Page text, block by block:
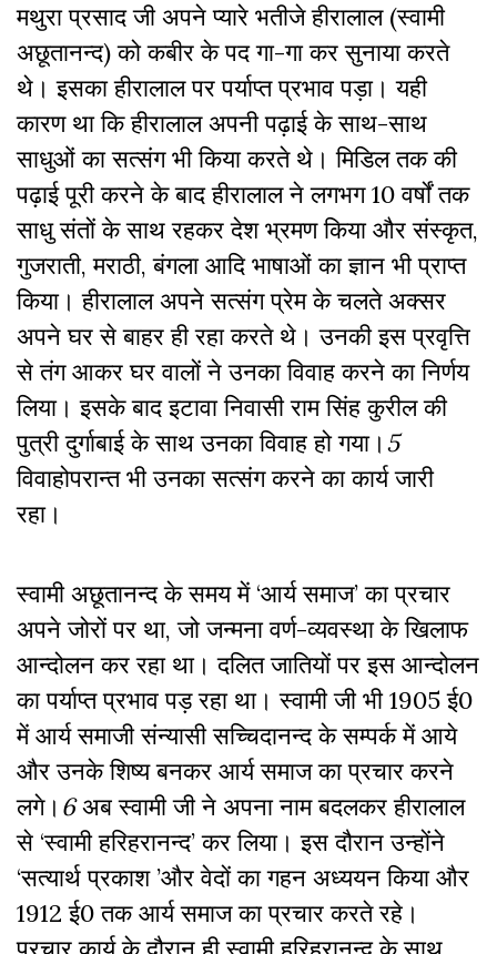
मथुरा प्रसाद जी अपने प्यारे भतीजे हीरालाल (स्वामी
अछूतानन्द) को कबीर के पद गा-गा कर सुनाया करते
थे। इसका हीरालाल पर पर्याप्त प्रभाव पड़ा। यही
कारण था कि हीरालाल अपनी पढ़ाई के साथ-साथ
साधुओं का सत्संग भी किया करते थे। मिडिल तक की
पढ़ाई पूरी करने के बाद हीरालाल ने लगभग 10 वर्षों तक
साधु संतों के साथ रहकर देश भ्रमण किया और संस्कृत,
गुजराती, मराठी, बंगला आदि भाषाओं का ज्ञान भी प्राप्त
किया। हीरालाल अपने सत्संग प्रेम के चलते अक्सर
अपने घर से बाहर ही रहा करते थे। उनकी इस प्रवृत्ति
से तंग आकर घर वालों ने उनका विवाह करने का निर्णय
लिया। इसके बाद इटावा निवासी राम सिंह कुरील की
पुत्री दुर्गाबाई के साथ उनका विवाह हो गया। 5
विवाहोपरान्त भी उनका सत्संग करने का कार्य जारी
रहा।
स्वामी अछूतानन्द के समय में ‘आर्य समाज’ का प्रचार
अपने जोरों पर था, जो जन्मना वर्ण-व्यवस्था के खिलाफ
आन्दोलन कर रहा था। दलित जातियों पर इस आन्दोलन
का पर्याप्त प्रभाव पड़ रहा था। स्वामी जी भी 1905 ई0
में आर्य समाजी संन्यासी सच्चिदानन्द के सम्पर्क में आये
और उनके शिष्य बनकर आर्य समाज का प्रचार करने
लगे। 6अब स्वामी जी ने अपना नाम बदलकर हीरालाल
से ‘स्वामी हरिहरानन्द’ कर लिया। इस दौरान उन्होंने
‘सत्यार्थ प्रकाश ’और वेदों का गहन अध्ययन किया और
1912 ई0 तक आर्य समाज का प्रचार करते रहे।